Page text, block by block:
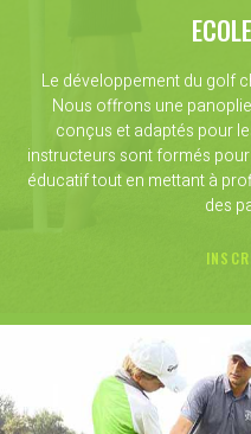
Le développement du golf
Nous offrons une
conçus et adaptés pour
instructeurs sont formés
éducatif tout en mettant à
des